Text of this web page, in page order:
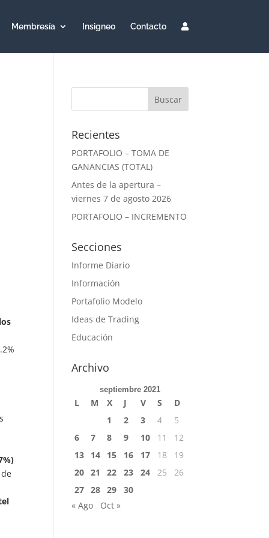
Membresía Insigneo Contacto
Recientes
PORTAFOLIO – TOMA DE
GANANCIAS (TOTAL)
Antes de la apertura –
viernes 7 de agosto 2026
PORTAFOLIO – INCREMENTO
Secciones
Informe Diario
Información
Portafolio Modelo
Ideas de Trading
Educación
Archivo
septiembre 2021
L M X J V S
D
1
2 3 4
5
6
7 8 9 10 11
12
13
14 15 16 17 18
19
20 21 22 23 24 25
26
27 28 29
30
« Ago
Oct »